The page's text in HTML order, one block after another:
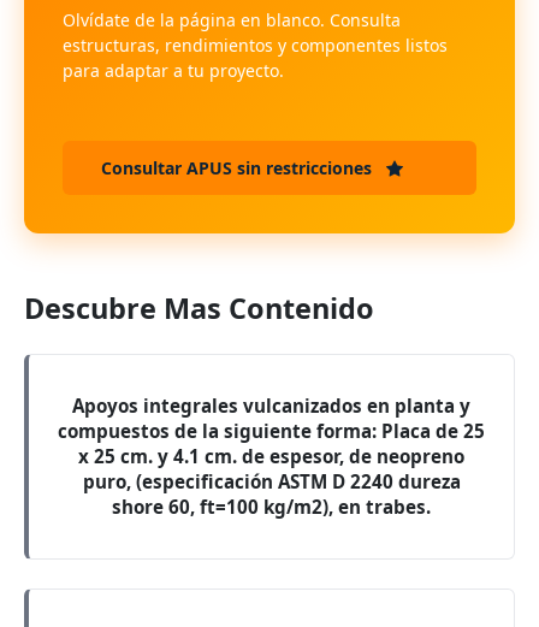
Olvídate de la página en blanco. Consulta
estructuras, rendimientos y componentes listos
para adaptar a tu proyecto.
Consultar APUS sin restricciones
Descubre Mas Contenido
Apoyos integrales vulcanizados en planta y
compuestos de la siguiente forma: Placa de 25
x 25 cm. y 4.1 cm. de espesor, de neopreno
puro, (especificación ASTM D 2240 dureza
shore 60, ft=100 kg/m2), en trabes.